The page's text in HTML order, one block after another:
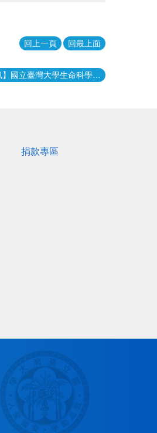
回上一頁 回最上面
捐款專區